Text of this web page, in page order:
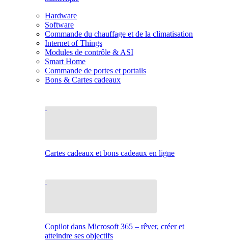
Hardware
Software
Commande du chauffage et de la climatisation
Internet of Things
Modules de contrôle & ASI
Smart Home
Commande de portes et portails
Bons & Cartes cadeaux
Cartes cadeaux et bons cadeaux en ligne
Copilot dans Microsoft 365 – rêver, créer et
atteindre ses objectifs